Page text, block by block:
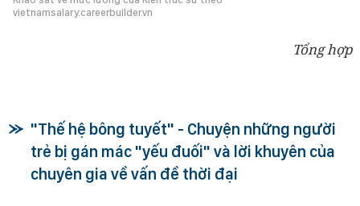
vietnamsalary.careerbuilder.vn
Tổng hợp
"Thế hệ bông tuyết" - Chuyện những người
trẻ bị gán mác "yếu đuối" và lời khuyên của
chuyên gia về vấn đề thời đại